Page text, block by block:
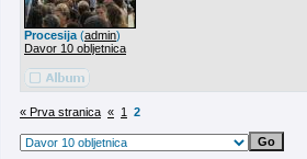
Procesija (admin)
Davor 10 obljetnica
« Prva stranica « 1 2